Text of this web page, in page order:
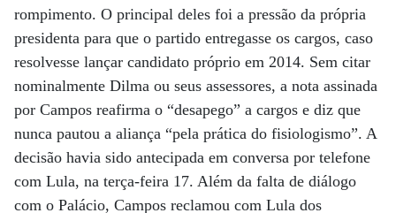
rompimento. O principal deles foi a pressão da própria
presidenta para que o partido entregasse os cargos, caso
resolvesse lançar candidato próprio em 2014. Sem citar
nominalmente Dilma ou seus assessores, a nota assinada
por Campos reafirma o “desapego” a cargos e diz que
nunca pautou a aliança “pela prática do fisiologismo”. A
decisão havia sido antecipada em conversa por telefone
com Lula, na terça-feira 17. Além da falta de diálogo
com o Palácio, Campos reclamou com Lula dos